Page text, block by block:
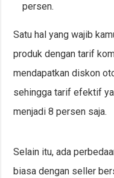
persen.
Satu hal yang wajib
produk dengan tarif
mendapatkan diskon
sehingga tarif efektif
menjadi 8 persen saja.
Selain itu, ada
biasa dengan seller